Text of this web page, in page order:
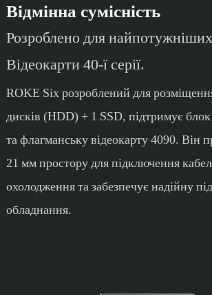
Відмінна сумісність
Розроблено для найпотужніших
Відеокарти 40-ї серії.
ROKE Six розроблений для
дисків (HDD) + 1 SSD, підтримує
та флагманську відеокарту 4090. Він
21 мм простору для підключення
охолодження та забезпечує надійну
обладнання.